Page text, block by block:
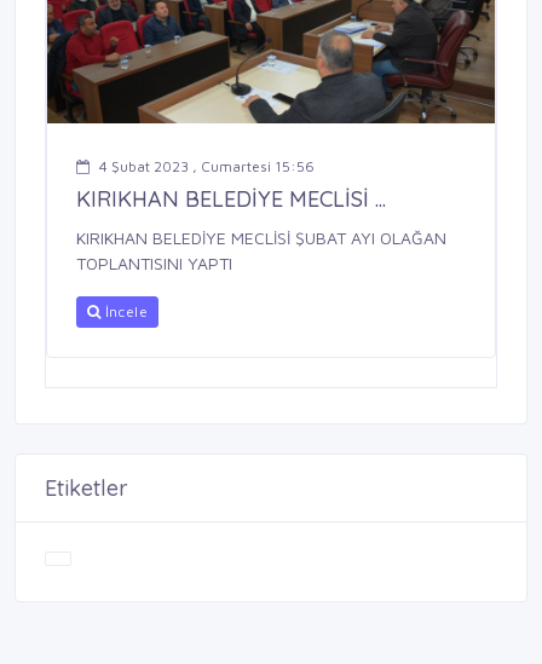
4 Şubat 2023 , Cumartesi 15:56
KIRIKHAN BELEDİYE MECLİSİ ...
KIRIKHAN BELEDİYE MECLİSİ ŞUBAT AYI OLAĞAN
TOPLANTISINI YAPTI
İncele
Etiketler